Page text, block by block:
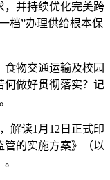
，并持续优化完美跨
档”办理供给根本保
物交通运输及校园
何做好贯彻落实？记
读1月12日正式印
管的实施方案》（以